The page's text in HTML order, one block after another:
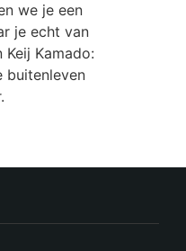
we je een
je echt van
Kamado:
buitenleven